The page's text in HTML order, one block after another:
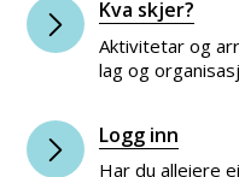
Kva skjer?
Aktivitetar og
lag og
Logg inn
Har du alleiere